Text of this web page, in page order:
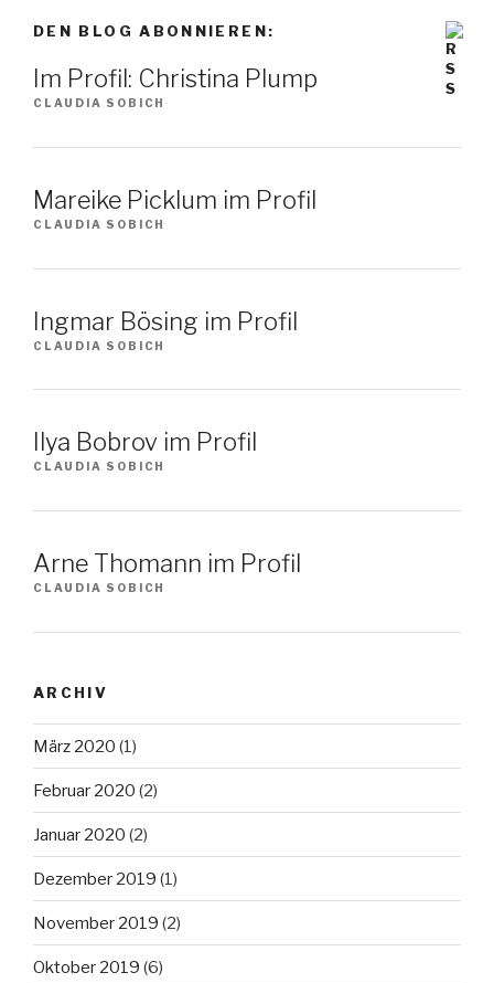
DEN BLOG ABONNIEREN:
Im Profil: Christina Plump
CLAUDIA SOBICH
Mareike Picklum im Profil
CLAUDIA SOBICH
Ingmar Bösing im Profil
CLAUDIA SOBICH
Ilya Bobrov im Profil
CLAUDIA SOBICH
Arne Thomann im Profil
CLAUDIA SOBICH
ARCHIV
März 2020 (1)
Februar 2020 (2)
Januar 2020 (2)
Dezember 2019 (1)
November 2019 (2)
Oktober 2019 (6)